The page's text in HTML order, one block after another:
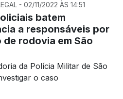
- 02/11/2022 ÀS 14:51
batem
a responsáveis por
de rodovia em São
da Polícia Militar de São
o caso